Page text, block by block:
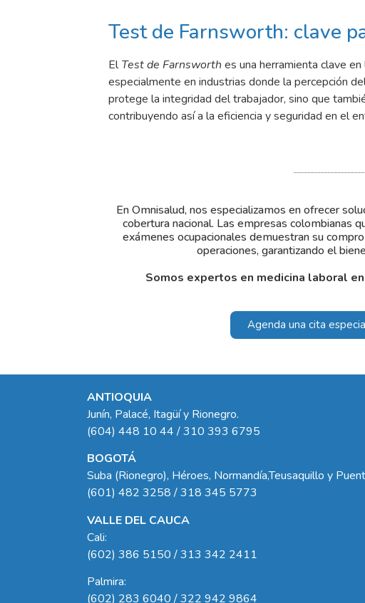
Test de Farnsworth: clave
ElTest de Farnsworth es una herramienta clave
especialmente en industrias donde la percepción
protege la integridad del trabajador, sino que
contribuyendo así a la eficiencia y seguridad en el
En Omnisalud, nos especializamos en ofrecer
cobertura nacional. Las empresas colombianas
exámenes ocupacionales demuestran su
operaciones, garantizando el
Somos expertos en medicina laboral
Agenda una cita
ANTIOQUIA
Junín, Palacé, Itagüí y Rionegro.
(604) 448 10 44 / 310 393 6795
BOGOTÁ
Suba (Rionegro), Héroes, Normandía,Teusaquillo y
(601) 482 3258 / 318 345 5773
VALLE DEL CAUCA
Cali:
(602) 386 5150 / 313 342 2411
Palmira:
(602) 283 6040 / 322 942 9864